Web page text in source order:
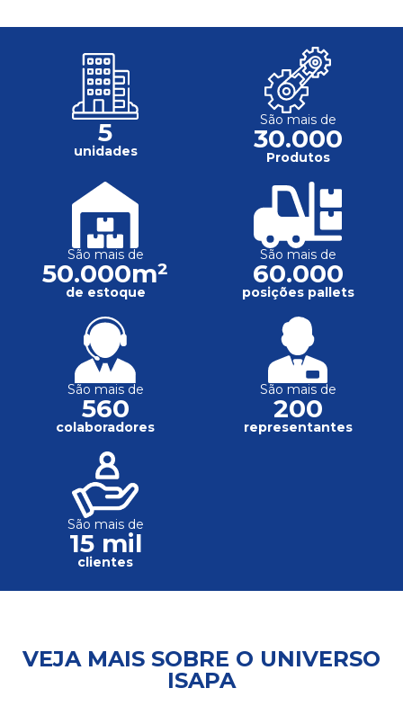
5
unidades
São mais de
30.000
Produtos
São mais de
50.000m²
de estoque
São mais de
60.000
posições pallets
São mais de
560
colaboradores
São mais de
200
representantes
São mais de
15 mil
clientes
VEJA MAIS SOBRE O UNIVERSO
ISAPA